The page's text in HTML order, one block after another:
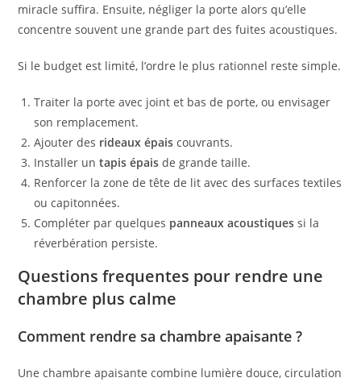
miracle suffira. Ensuite, négliger la porte alors qu’elle
concentre souvent une grande part des fuites acoustiques.
Si le budget est limité, l’ordre le plus rationnel reste simple.
Traiter la porte avec joint et bas de porte, ou envisager
son remplacement.
Ajouter des rideaux épais couvrants.
Installer untapis épais de grande taille.
Renforcer la zone de tête de lit avec des surfaces textiles
ou capitonnées.
Compléter par quelques panneaux acoustiques si la
réverbération persiste.
Questions frequentes pour rendre une
chambre plus calme
Comment rendre sa chambre apaisante ?
Une chambre apaisante combine lumière douce, circulation